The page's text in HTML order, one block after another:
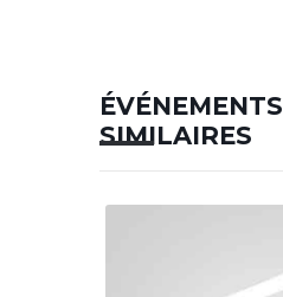
ÉVÉNEMENTS
SIMILAIRES